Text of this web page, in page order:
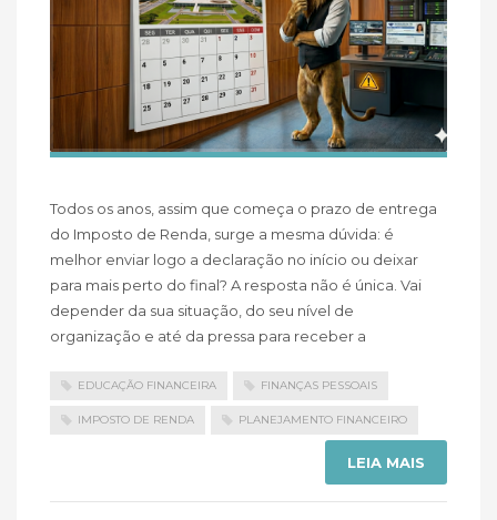
Todos os anos, assim que começa o prazo de entrega
do Imposto de Renda, surge a mesma dúvida: é
melhor enviar logo a declaração no início ou deixar
para mais perto do final? A resposta não é única. Vai
depender da sua situação, do seu nível de
organização e até da pressa para receber a
EDUCAÇÃO FINANCEIRA FINANÇAS PESSOAIS
IMPOSTO DE RENDA PLANEJAMENTO FINANCEIRO
LEIA MAIS